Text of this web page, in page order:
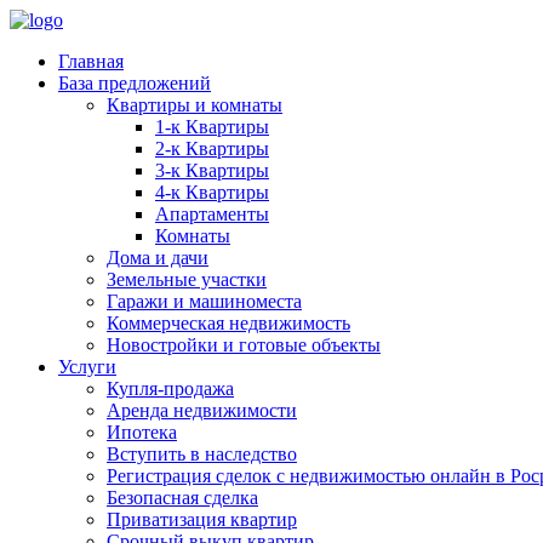
Главная
База предложений
Квартиры и комнаты
1-к Квартиры
2-к Квартиры
3-к Квартиры
4-к Квартиры
Апартаменты
Комнаты
Дома и дачи
Земельные участки
Гаражи и машиноместа
Коммерческая недвижимость
Новостройки и готовые объекты
Услуги
Купля-продажа
Аренда недвижимости
Ипотека
Вступить в наследство
Регистрация сделок с недвижимостью онлайн в
Безопасная сделка
Приватизация квартир